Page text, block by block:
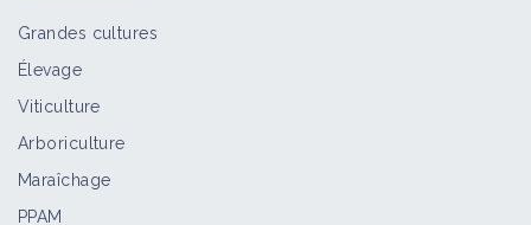
Grandes cultures
Élevage
Viticulture
Arboriculture
Maraîchage
PPAM